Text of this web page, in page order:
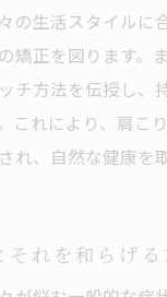
の生活スタイルに
矯正を図ります。
チ方法を伝授し、
これにより、肩こ
れ、自然な健康を
それを和らげる